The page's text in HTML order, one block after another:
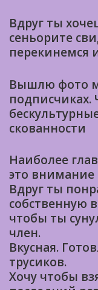
Вдруг ты
сеньорите
Вышлю фото
подписчиках.
скованности
Наиболее
это внимание
Вдруг ты
собственную
чтобы ты
член.
Вкусная.
трусиков.
Хочу чтобы